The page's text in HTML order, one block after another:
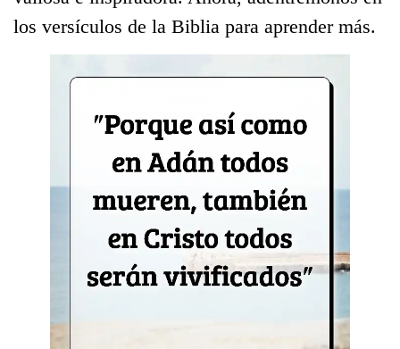
los versículos de la Biblia para aprender más.